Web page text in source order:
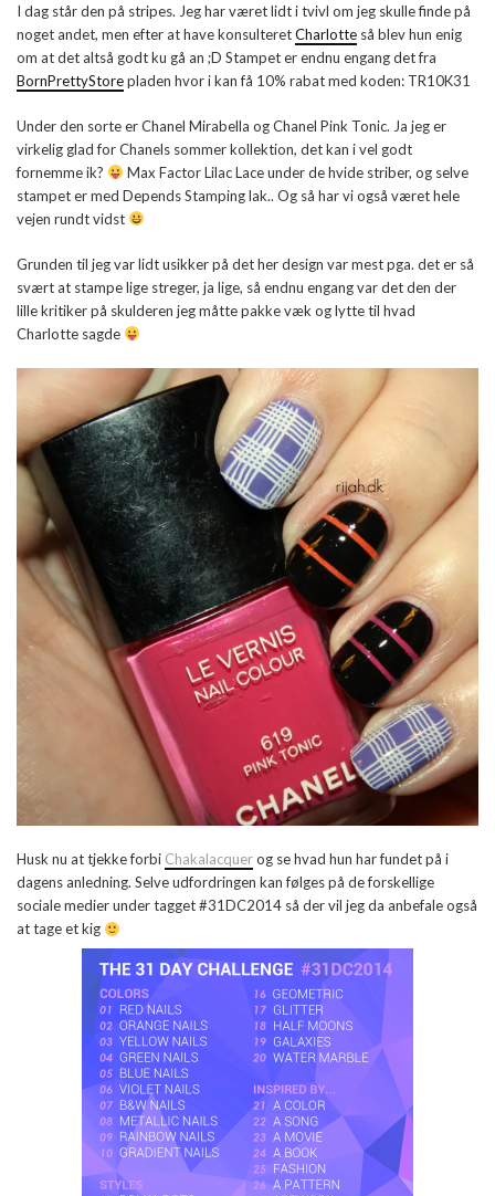
I dag står den på stripes. Jeg har været lidt i tvivl om jeg skulle finde på
noget andet, men efter at have konsulteretCharlotte så blev hun enig
om at det altså godt ku gå an ;D Stampet er endnu engang det fra
BornPrettyStorepladen hvor i kan få 10% rabat med koden: TR10K31
Under den sorte er Chanel Mirabella og Chanel Pink Tonic. Ja jeg er
virkelig glad for Chanels sommer kollektion, det kan i vel godt
fornemme ik?
Max Factor Lilac Lace under de hvide striber, og selve
stampet er med Depends Stamping lak.. Og så har vi også været hele
vejen rundt vidst
Grunden til jeg var lidt usikker på det her design var mest pga. det er så
svært at stampe lige streger, ja lige, så endnu engang var det den der
lille kritiker på skulderen jeg måtte pakke væk og lytte til hvad
Charlotte sagde
Husk nu at tjekke forbi Chakalacquerog se hvad hun har fundet på i
dagens anledning. Selve udfordringen kan følges på de forskellige
sociale medier under tagget #31DC2014 så der vil jeg da anbefale også
at tage et kig